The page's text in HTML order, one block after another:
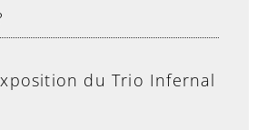
du Trio Infernal